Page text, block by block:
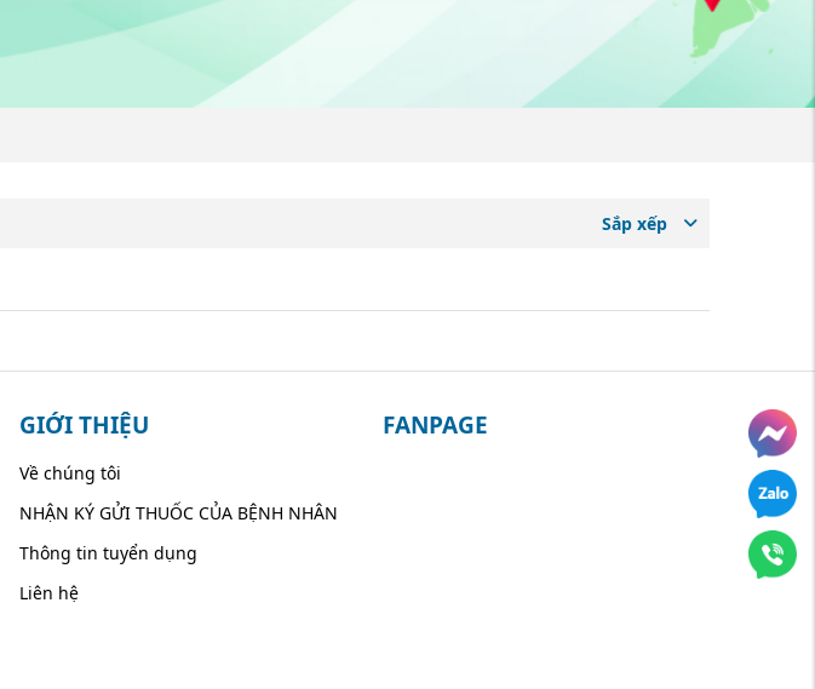
Sắp xếp
GIỚI THIỆU
Về chúng tôi
NHẬN KÝ GỬI THUỐC CỦA BỆNH NHÂN
Thông tin tuyển dụng
Liên hệ
FANPAGE